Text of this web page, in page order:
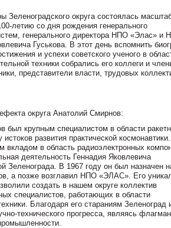
Зеленоградского округа состоялась
летию со дня рождения генерального
генерального директора НПО «Элас» и
Гуськова. В этот день вспомнить
и успехи советского ученого в
техники собрались его коллеги и
представители власти, трудовых
округа Анатолий Смирнов:
был крупным специалистом в области
истоков развития практической
вкладом в область радиоэлектронных
деятельность Геннадия Яковлевича
Зеленограда. В 1967 году он был назначен
а позже возглавил НПО «ЭЛАС». Его
создать в нашем округе коллектив
специалистов, работающих в области
Благодаря его стараниям Зеленоград
технического прогресса, являясь